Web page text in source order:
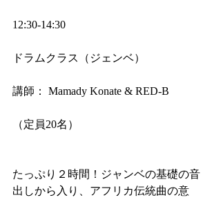
12:30-14:30
ドラムクラス（ジェンベ）
講師： Mamady Konate & RED-B
（定員20名）
たっぷり２時間！ジャンベの基礎の音
出しから入り、アフリカ伝統曲の意